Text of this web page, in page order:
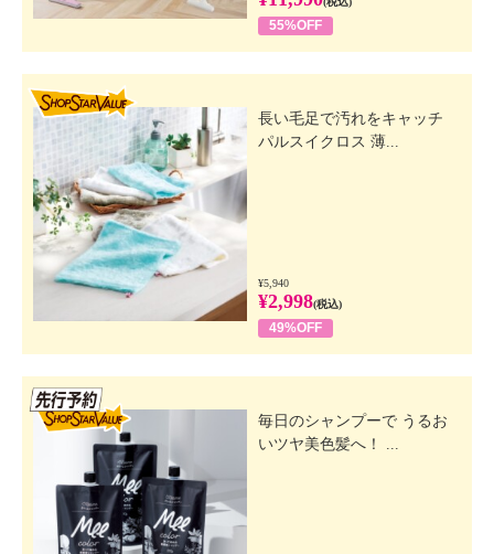
55%OFF
長い毛足で汚れをキャッチ
パルスイクロス 薄...
¥5,940
¥2,998(税込)
49%OFF
毎日のシャンプーで うるお
いツヤ美色髪へ！ ...